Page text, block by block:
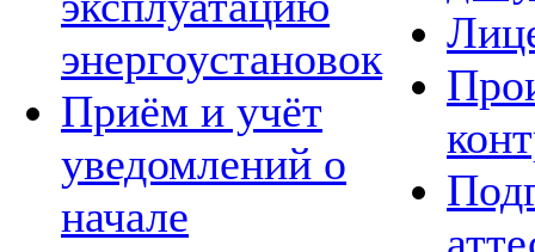
энергоустановок
Приём и учёт
уведомлений о
начале